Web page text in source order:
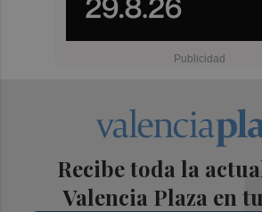
Recibe toda la
Valencia Plaza en